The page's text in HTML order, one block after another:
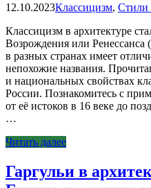
12.10.2023Классицизм, Стили
Классицизм в архитектуре
Возрождения или
в разных странах имеет
непохожие названия.
и национальных свойствах
России. Познакомитесь с
от её истоков в 16 веке до
…
Читать далее
Гаргульи в